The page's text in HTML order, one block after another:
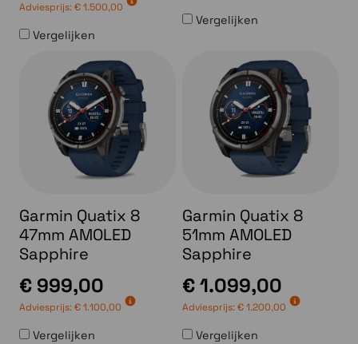
Adviesprijs:€ 1.500,00
Vergelijken
Vergelijken
Garmin Quatix 8
47mm AMOLED
Sapphire
€ 999,00
Adviesprijs:€ 1.100,00
Vergelijken
Garmin Quatix 8
51mm AMOLED
Sapphire
€ 1.099,00
Adviesprijs:€ 1.200,00
Vergelijken